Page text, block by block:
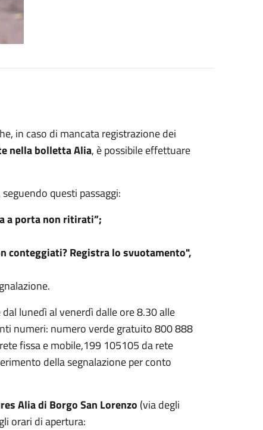
in caso di mancata registrazione dei
nella bolletta Alia, è possibile effettuare
questi passaggi:
a porta non ritirati”;
Registra lo svuotamento",
lunedì al venerdì dalle ore 8.30 alle
numeri: numero verde gratuito 800 888
fissa e mobile,199 105105 da rete
della segnalazione per conto
Alia di Borgo San Lorenzo (via degli
orari di apertura: